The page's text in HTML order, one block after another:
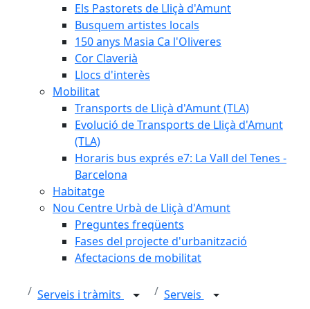
Els Pastorets de Lliçà d'Amunt
Busquem artistes locals
150 anys Masia Ca l'Oliveres
Cor Claverià
Llocs d'interès
Mobilitat
Transports de Lliçà d'Amunt (TLA)
Evolució de Transports de Lliçà d'Amunt
(TLA)
Horaris bus exprés e7: La Vall del Tenes -
Barcelona
Habitatge
Nou Centre Urbà de Lliçà d'Amunt
Preguntes freqüents
Fases del projecte d'urbanització
Afectacions de mobilitat
Serveis i tràmits
Serveis